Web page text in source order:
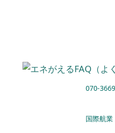
070-
国際航業